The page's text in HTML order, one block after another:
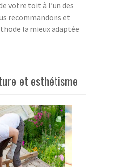
votre toit à l’un des
recommandons et
la mieux adaptée
et esthétisme